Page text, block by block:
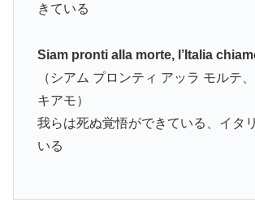
きている
Siam pronti alla morte, l’Italia
（シアム プロンティ アッラ モルテ
キアモ）
我らは死ぬ覚悟ができている、イタ
いる